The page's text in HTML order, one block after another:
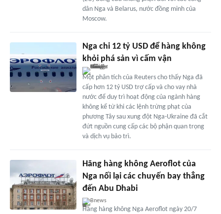
dân Nga và Belarus, nước đồng minh của
Moscow.
Nga chi 12 tỷ USD để hàng không
khỏi phá sản vì cấm vận
Một phân tích của Reuters cho thấy Nga đã
cấp hơn 12 tỷ USD trợ cấp và cho vay nhà
nước để duy trì hoạt động của ngành hàng
không kể từ khi các lệnh trừng phạt của
phương Tây sau xung đột Nga-Ukraine đã cắt
đứt nguồn cung cấp các bộ phận quan trọng
và dịch vụ bảo trì.
Hãng hàng không Aeroflot của
Nga nối lại các chuyến bay thẳng
đến Abu Dhabi
Bnews
Hãng hàng không Nga Aeroflot ngày 20/7